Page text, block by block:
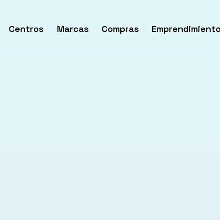
Centros Marcas Compras